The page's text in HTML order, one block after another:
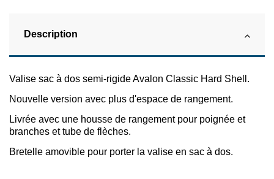
Description
Valise sac à dos semi-rigide Avalon Classic Hard Shell.
Nouvelle version avec plus d'espace de rangement.
Livrée avec une housse de rangement pour poignée et
branches et tube de flèches.
Bretelle amovible pour porter la valise en sac à dos.